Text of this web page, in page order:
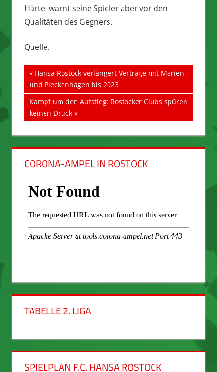
Härtel warnt seine Spieler aber vor den
Qualitäten des Gegners.
Quelle:
Beitragsnavigation
Vorheriger
Beitrag:
Hansa Rostock verlängert Verträge mit Marien
und Pieckenhagen bis 2023
Nächster
Beitrag:
Kampf um den Aufstieg: Rostocker Clubs spüren
keinen Druck
CORONA-AMPEL IN ROSTOCK
TABELLE 2. LIGA
SPIELPLAN F.C. HANSA ROSTOCK